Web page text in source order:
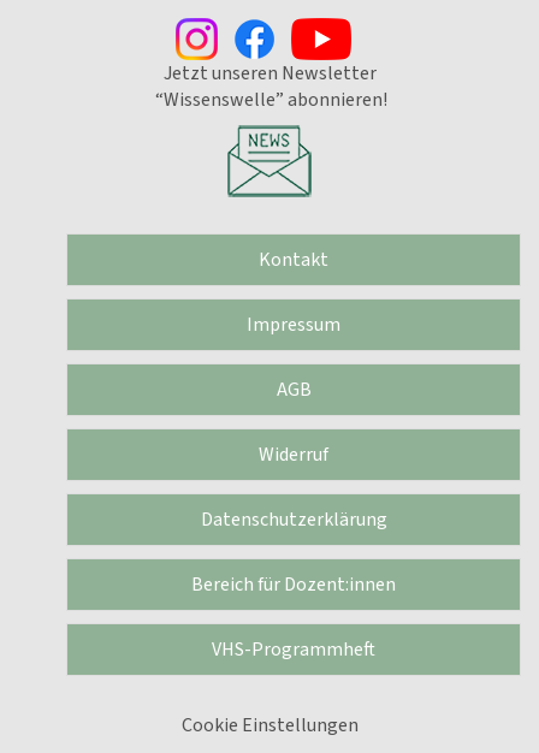
Jetzt unseren Newsletter
“Wissenswelle” abonnieren!
Kontakt
Impressum
AGB
Widerruf
Datenschutzerklärung
Bereich für Dozent:innen
VHS-Programmheft
Cookie Einstellungen